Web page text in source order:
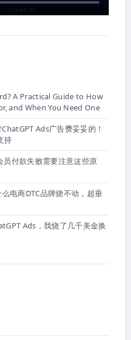
A Practical Guide to How
and When You Need One
Ads广告费妥妥的！
持
付款失败需要注意这些原
电商DTC品牌烧不动，超垂
Ads，我烧了几千美金换